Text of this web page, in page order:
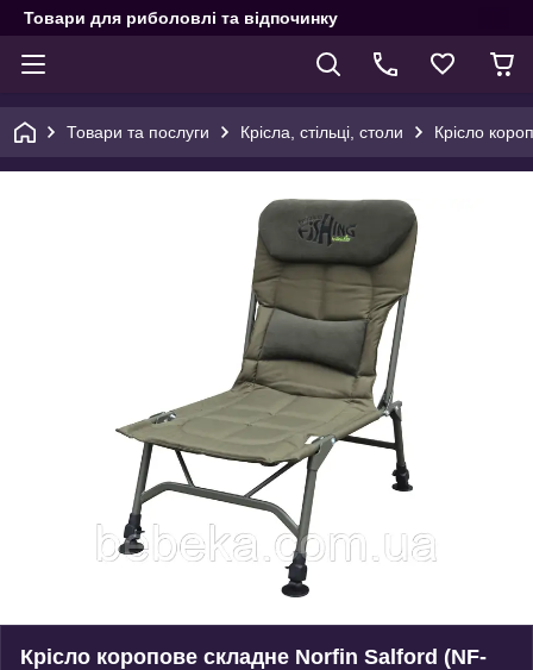
Товари для риболовлі та відпочинку
Товари та послуги Крісла, стільці, столи Крісло
Крісло коропове складне Norfin Salford (NF-